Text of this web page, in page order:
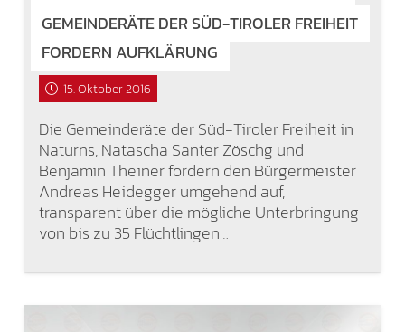
GEMEINDERÄTE DER SÜD-TIROLER FREIHEIT
FORDERN AUFKLÄRUNG
15. Oktober 2016
Die Gemeinderäte der Süd-Tiroler Freiheit in
Naturns, Natascha Santer Zöschg und
Benjamin Theiner fordern den Bürgermeister
Andreas Heidegger umgehend auf,
transparent über die mögliche Unterbringung
von bis zu 35 Flüchtlingen…